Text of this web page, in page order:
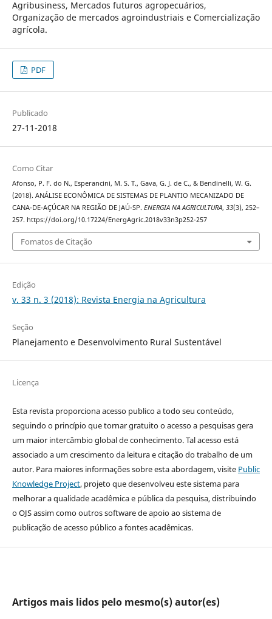
Agribusiness, Mercados futuros agropecuários,
Organização de mercados agroindustriais e Comercialização
agrícola.
PDF
Publicado
27-11-2018
Como Citar
Afonso, P. F. do N., Esperancini, M. S. T., Gava, G. J. de C., & Bendinelli, W. G.
(2018). ANÁLISE ECONÔMICA DE SISTEMAS DE PLANTIO MECANIZADO DE
CANA-DE-AÇÚCAR NA REGIÃO DE JAÚ-SP. ENERGIA NA AGRICULTURA, 33(3), 252–
257. https://doi.org/10.17224/EnergAgric.2018v33n3p252-257
Fomatos de Citação
Edição
v. 33 n. 3 (2018): Revista Energia na Agricultura
Seção
Planejamento e Desenvolvimento Rural Sustentável
Licença
Esta revista proporciona acesso publico a todo seu conteúdo,
seguindo o princípio que tornar gratuito o acesso a pesquisas gera
um maior intercâmbio global de conhecimento. Tal acesso está
associado a um crescimento da leitura e citação do trabalho de um
autor. Para maiores informações sobre esta abordagem, visite Public
Knowledge Project, projeto que desenvolveu este sistema para
melhorar a qualidade acadêmica e pública da pesquisa, distribuindo
o OJS assim como outros software de apoio ao sistema de
publicação de acesso público a fontes acadêmicas.
Artigos mais lidos pelo mesmo(s) autor(es)